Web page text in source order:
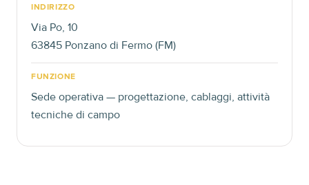
INDIRIZZO
Via Po, 10
63845 Ponzano di Fermo (FM)
FUNZIONE
Sede operativa — progettazione, cablaggi, attività
tecniche di campo